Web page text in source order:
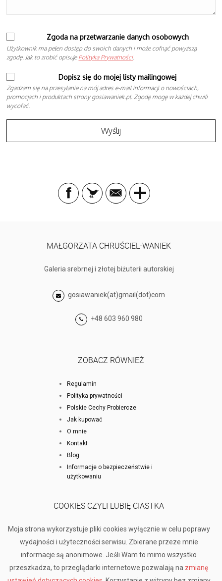
Zgoda na przetwarzanie danych osobowych
Użytkownik ma pełen dostęp do swoich danych i może cofnąć powyższą
zgodę. Jak to zrobić opisuje Polityka Prywatności.
Dopisz się do mojej listy mailingowej
Zgadzam się na przesyłanie na mój adres e-mail informacji o nowościach,
promocjach i produktach strony gosiawaniek.pl. Zgodę mogę w każdej chwili
wycofać.
MAŁGORZATA CHRUŚCIEL-WANIEK
Galeria srebrnej i złotej biżuterii autorskiej
gosiawaniek(at)gmail(dot)com
+48 603 960 980
ZOBACZ RÓWNIEŻ
Regulamin
Polityka prywatności
Polskie Cechy Probiercze
Jak kupować
O mnie
Kontakt
Blog
Informacje o bezpieczeństwie i
użytkowaniu
COOKIES CZYLI LUBIĘ CIASTKA
Moja strona wykorzystuje pliki cookies wyłącznie w celu poprawy
wydajności i użyteczności serwisu. Zbierane przeze mnie
informacje są anonimowe. Jeśli Wam to mimo wszystko
przeszkadza, to przeglądarki internetowe pozwalają na zmianę